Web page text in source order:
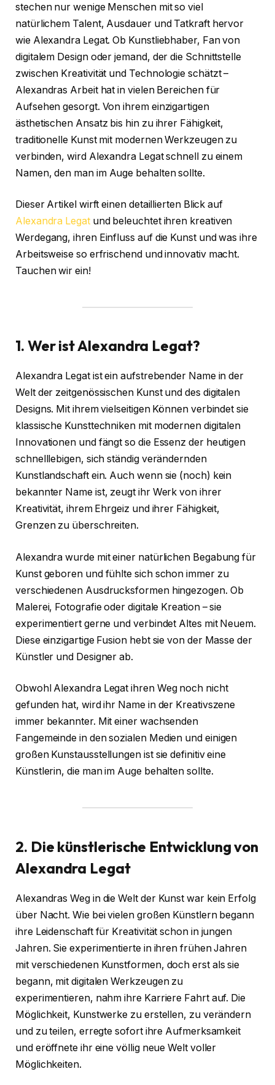
stechen nur wenige Menschen mit so viel
natürlichem Talent, Ausdauer und Tatkraft hervor
wie Alexandra Legat. Ob Kunstliebhaber, Fan von
digitalem Design oder jemand, der die Schnittstelle
zwischen Kreativität und Technologie schätzt –
Alexandras Arbeit hat in vielen Bereichen für
Aufsehen gesorgt. Von ihrem einzigartigen
ästhetischen Ansatz bis hin zu ihrer Fähigkeit,
traditionelle Kunst mit modernen Werkzeugen zu
verbinden, wird Alexandra Legat schnell zu einem
Namen, den man im Auge behalten sollte.
Dieser Artikel wirft einen detaillierten Blick auf
Alexandra Legatund beleuchtet ihren kreativen
Werdegang, ihren Einfluss auf die Kunst und was ihre
Arbeitsweise so erfrischend und innovativ macht.
Tauchen wir ein!
1. Wer ist Alexandra Legat?
Alexandra Legat ist ein aufstrebender Name in der
Welt der zeitgenössischen Kunst und des digitalen
Designs. Mit ihrem vielseitigen Können verbindet sie
klassische Kunsttechniken mit modernen digitalen
Innovationen und fängt so die Essenz der heutigen
schnelllebigen, sich ständig verändernden
Kunstlandschaft ein. Auch wenn sie (noch) kein
bekannter Name ist, zeugt ihr Werk von ihrer
Kreativität, ihrem Ehrgeiz und ihrer Fähigkeit,
Grenzen zu überschreiten.
Alexandra wurde mit einer natürlichen Begabung für
Kunst geboren und fühlte sich schon immer zu
verschiedenen Ausdrucksformen hingezogen. Ob
Malerei, Fotografie oder digitale Kreation – sie
experimentiert gerne und verbindet Altes mit Neuem.
Diese einzigartige Fusion hebt sie von der Masse der
Künstler und Designer ab.
Obwohl Alexandra Legat ihren Weg noch nicht
gefunden hat, wird ihr Name in der Kreativszene
immer bekannter. Mit einer wachsenden
Fangemeinde in den sozialen Medien und einigen
großen Kunstausstellungen ist sie definitiv eine
Künstlerin, die man im Auge behalten sollte.
2. Die künstlerische Entwicklung von
Alexandra Legat
Alexandras Weg in die Welt der Kunst war kein Erfolg
über Nacht. Wie bei vielen großen Künstlern begann
ihre Leidenschaft für Kreativität schon in jungen
Jahren. Sie experimentierte in ihren frühen Jahren
mit verschiedenen Kunstformen, doch erst als sie
begann, mit digitalen Werkzeugen zu
experimentieren, nahm ihre Karriere Fahrt auf. Die
Möglichkeit, Kunstwerke zu erstellen, zu verändern
und zu teilen, erregte sofort ihre Aufmerksamkeit
und eröffnete ihr eine völlig neue Welt voller
Möglichkeiten.